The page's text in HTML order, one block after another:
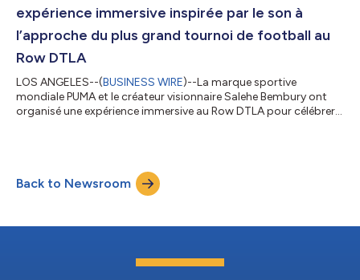
expérience immersive inspirée par le son à
l’approche du plus grand tournoi de football au
Row DTLA
LOS ANGELES--(BUSINESS WIRE)--La marque sportive
mondiale PUMA et le créateur visionnaire Salehe Bembury ont
organisé une expérience immersive au Row DTLA pour célébrer
monde créatif qui se cache derrière ce partenariat. Avec Los
Angeles en toile de fond, l’événement a fait sortir le football du
Back to Newsroom